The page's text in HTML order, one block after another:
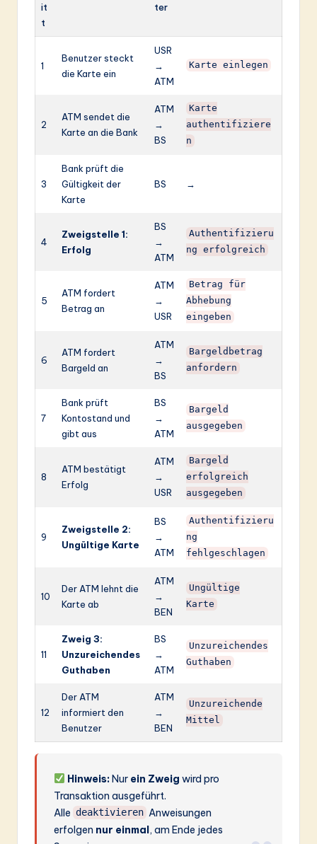
it
t
ter
1
Benutzer steckt
die Karte ein
USR
→
ATM
Karte einlegen
2
ATM sendet die
Karte an die Bank
ATM
→
BS
Karte
authentifiziere
n
3
Bank prüft die
Gültigkeit der
Karte
BS →
4
Zweigstelle 1:
Erfolg
BS
→
ATM
Authentifizieru
ng erfolgreich
5
ATM fordert
Betrag an
ATM
→
USR
Betrag für
Abhebung
eingeben
6
ATM fordert
Bargeld an
ATM
→
BS
Bargeldbetrag
anfordern
7
Bank prüft
Kontostand und
gibt aus
BS
→
ATM
Bargeld
ausgegeben
8
ATM bestätigt
Erfolg
ATM
→
USR
Bargeld
erfolgreich
ausgegeben
9
Zweigstelle 2:
Ungültige Karte
BS
→
ATM
Authentifizieru
ng
fehlgeschlagen
10
Der ATM lehnt die
Karte ab
ATM
→
BEN
Ungültige
Karte
11
Zweig 3:
Unzureichendes
Guthaben
BS
→
ATM
Unzureichendes
Guthaben
12
Der ATM
informiert den
Benutzer
ATM
→
BEN
Unzureichende
Mittel
Hinweis:Nur ein Zweig wird pro
Transaktion ausgeführt.
Alle deaktivieren Anweisungen
erfolgen nur einmal, am Ende jedes